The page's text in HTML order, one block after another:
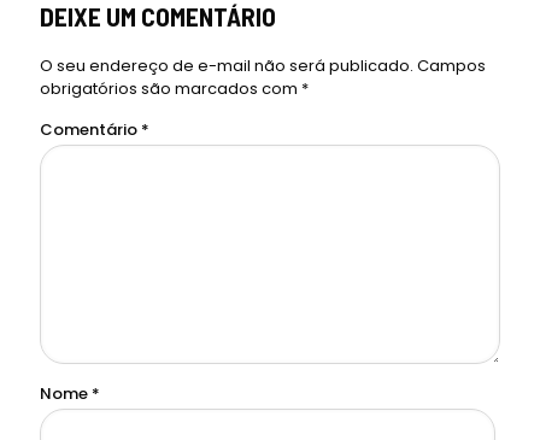
DEIXE UM COMENTÁRIO
O seu endereço de e-mail não será publicado. Campos
obrigatórios são marcados com *
Comentário *
Nome *